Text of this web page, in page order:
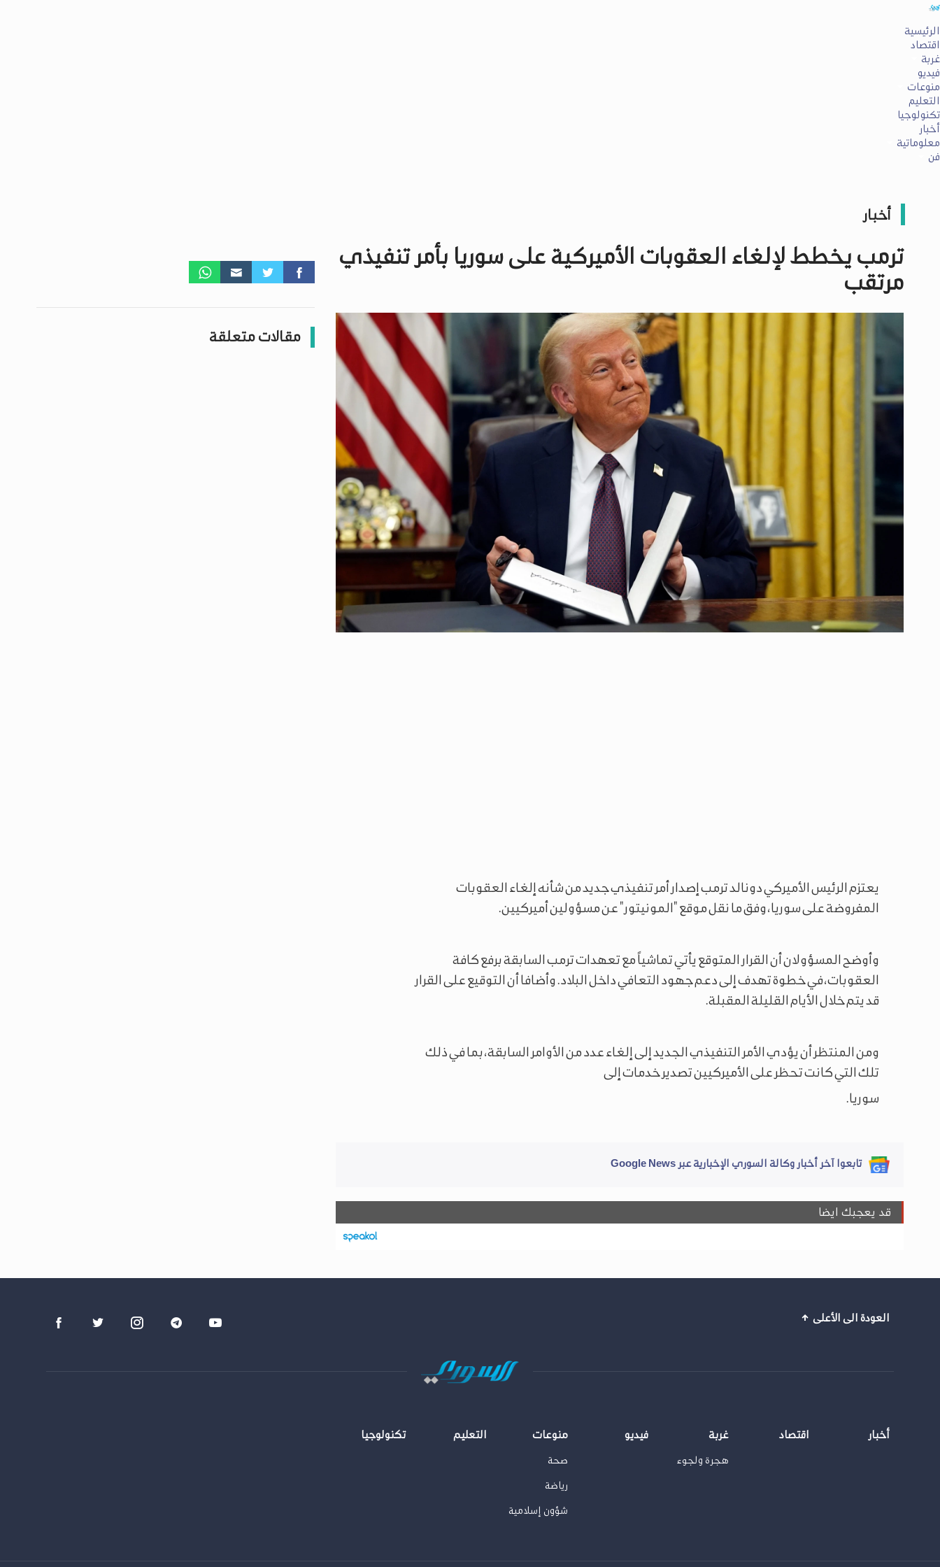
الرئيسية
اقتصاد
غربة
فيديو
منوعات
التعليم
تكنولوجيا
أخبار
معلوماتية
فن
أخبار
ترمب يخطط لإلغاء العقوبات الأميركية على سوريا بأمر تنفيذي
مرتقب
يعتزم الرئيس الأميركي دونالد ترمب إصدار أمر تنفيذي جديد من شأنه إلغاء العقوبات
المفروضة على سوريا، وفق ما نقل موقع "المونيتور" عن مسؤولين أميركيين.
وأوضح المسؤولان أن القرار المتوقع يأتي تماشياً مع تعهدات ترمب السابقة برفع كافة
العقوبات، في خطوة تهدف إلى دعم جهود التعافي داخل البلاد. وأضافا أن التوقيع على القرار
قد يتم خلال الأيام القليلة المقبلة.
ومن المنتظر أن يؤدي الأمر التنفيذي الجديد إلى إلغاء عدد من الأوامر السابقة، بما في ذلك
تلك التي كانت تحظر على الأميركيين تصدير خدمات إلى
سوريا.
تابعوا آخر أخبار وكالة السوري الإخبارية عبر Google News
قد يعجبك ايضا
مقالات متعلقة
العودة الى الأعلى
أخبار اقتصاد غربة
هجرة ولجوء
فيديو منوعات
صحة
رياضة
شؤون إسلامية
التعليم تكنولوجيا